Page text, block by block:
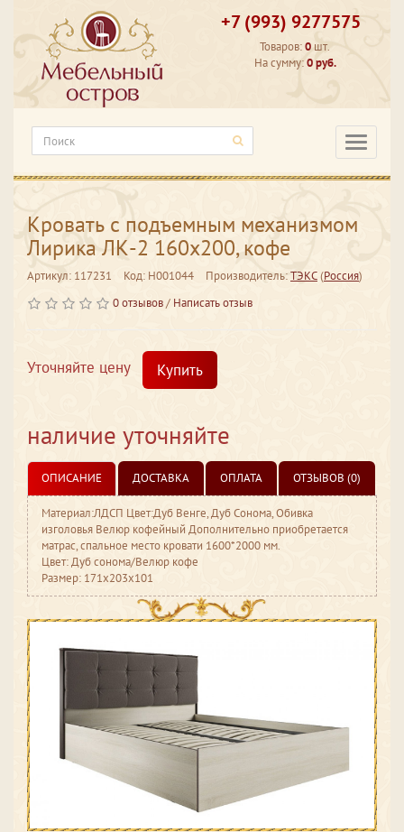
+7 (993) 9277575
Товаров:0 шт.
На сумму:0 руб.
Кровать с подъемным механизмом
Лирика ЛК-2 160х200, кофе
Артикул: 117231 Код: Н001044 Производитель:ТЭКС(Россия)
0 отзывов/ Написать отзыв
Уточняйте цену Купить
наличие уточняйте
ОПИСАНИЕ ДОСТАВКА ОПЛАТА ОТЗЫВОВ (0)
Материал:ЛДСП Цвет:Дуб Венге, Дуб Сонома, Обивка
изголовья Велюр кофейный Дополнительно приобретается
матрас, спальное место кровати 1600*2000 мм.
Цвет: Дуб сонома/Велюр кофе
Размер: 171x203x101